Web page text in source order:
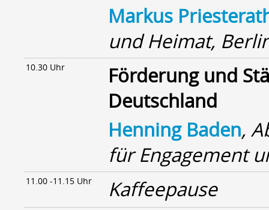
Markus
und Heimat,
10.30 Uhr
Förderung und
Deutschland
Henning Baden,
für Engagement
11.00 -11.15 Uhr Kaffeepause